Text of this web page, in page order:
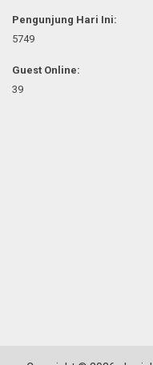
Pengunjung Hari Ini:
5749
Guest Online:
39